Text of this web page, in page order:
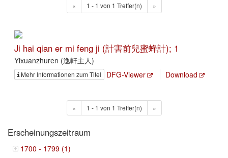
« 1 - 1 von 1 Treffer(n) »
Ji hai qian er mi feng ji (計害前兒蜜蜂計); 1
Yixuanzhuren (逸軒主人)
Mehr Informationen zum Titel DFG-Viewer Download
« 1 - 1 von 1 Treffer(n) »
Erscheinungszeitraum
1700 - 1799 (1)